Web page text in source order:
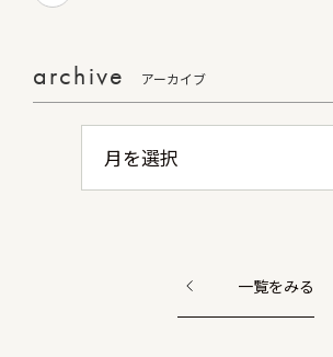
archive アーカイブ
一覧をみる